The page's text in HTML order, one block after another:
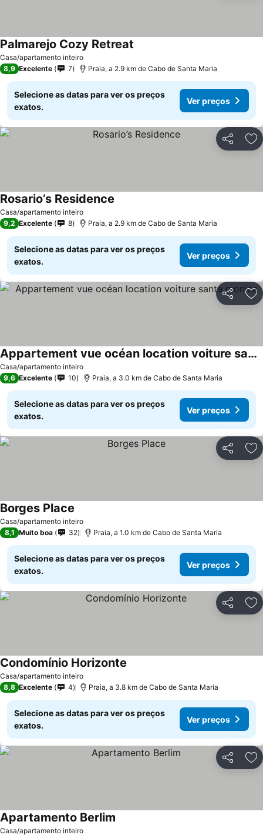
Casa/apartamento inteiro
Palmarejo Cozy Retreat
8,9 Excelente 7 Praia, a 2.9 km de Cabo de Santa Maria
Selecione as datas para ver os preços
exatos.
Ver preços
Partilhar
Casa/apartamento inteiro
Rosario’s Residence
9,2 Excelente 8 Praia, a 2.9 km de Cabo de Santa Maria
Selecione as datas para ver os preços
exatos.
Ver preços
Partilhar
Casa/apartamento inteiro
Appartement vue océan location voiture santa monica
9,6 Excelente 10 Praia, a 3.0 km de Cabo de Santa Maria
Selecione as datas para ver os preços
exatos.
Ver preços
Partilhar
Casa/apartamento inteiro
Borges Place
8,1 Muito boa 32 Praia, a 1.0 km de Cabo de Santa Maria
Selecione as datas para ver os preços
exatos.
Ver preços
Partilhar
Casa/apartamento inteiro
Condomínio Horizonte
8,8 Excelente 4 Praia, a 3.8 km de Cabo de Santa Maria
Selecione as datas para ver os preços
exatos.
Ver preços
Partilhar
Casa/apartamento inteiro
Apartamento Berlim